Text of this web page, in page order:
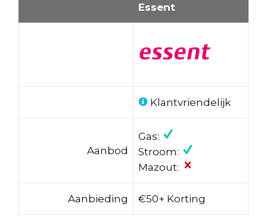
Essent
Klantvriendelijk
Aanbod
Gas:
Stroom:
Mazout:
Aanbieding €50+ Korting